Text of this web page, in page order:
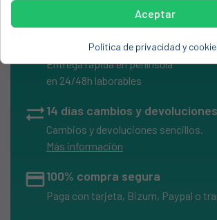
Envíos Express
Entrega rápida en península
en 24/48h laborables
sync_alt14 días cambios y devoluciones
Cambios y devoluciones sencillos.
Más información
credit_card100% compra segura
Paga con tarjeta, Bizum, Paypal o
Aceptar
Política de privacidad y